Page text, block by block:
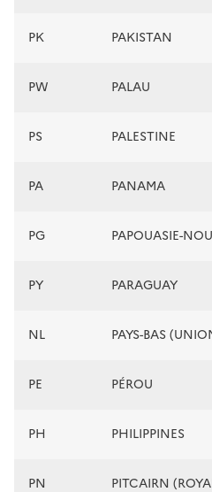
PK PAKISTAN
PW PALAU
PS PALESTINE
PA PANAMA
PG PAPOUASIE-
PY PARAGUAY
NL PAYS-BAS
PE PÉROU
PH PHILIPPINES
PN PITCAIRN